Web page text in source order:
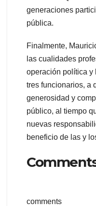
generaciones
pública.
Finalmente,
las cualidades
operación política
tres funcionarios, a
generosidad y
público, al tiempo
nuevas
beneficio de las y
comments